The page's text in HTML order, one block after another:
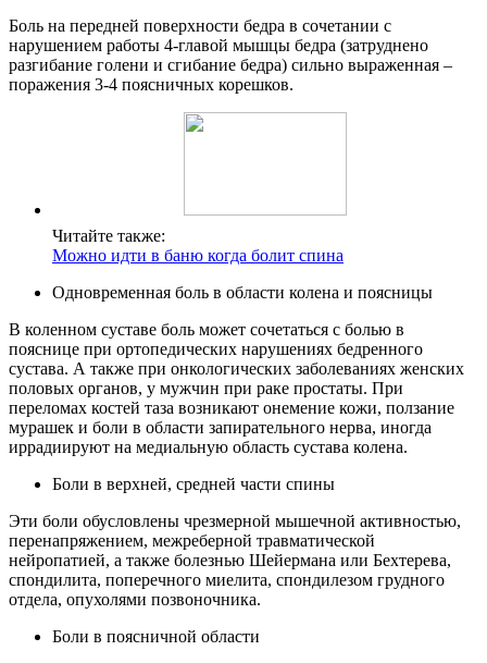
Боль на передней поверхности бедра в сочетании с
нарушением работы 4-главой мышцы бедра (затруднено
разгибание голени и сгибание бедра) сильно выраженная –
поражения 3-4 поясничных корешков.
Читайте также:
Можно идти в баню когда болит спина
Одновременная боль в области колена и поясницы
В коленном суставе боль может сочетаться с болью в
пояснице при ортопедических нарушениях бедренного
сустава. А также при онкологических заболеваниях женских
половых органов, у мужчин при раке простаты. При
переломах костей таза возникают онемение кожи, ползание
мурашек и боли в области запирательного нерва, иногда
иррадиируют на медиальную область сустава колена.
Боли в верхней, средней части спины
Эти боли обусловлены чрезмерной мышечной активностью,
перенапряжением, межреберной травматической
нейропатией, а также болезнью Шейермана или Бехтерева,
спондилита, поперечного миелита, спондилезом грудного
отдела, опухолями позвоночника.
Боли в поясничной области